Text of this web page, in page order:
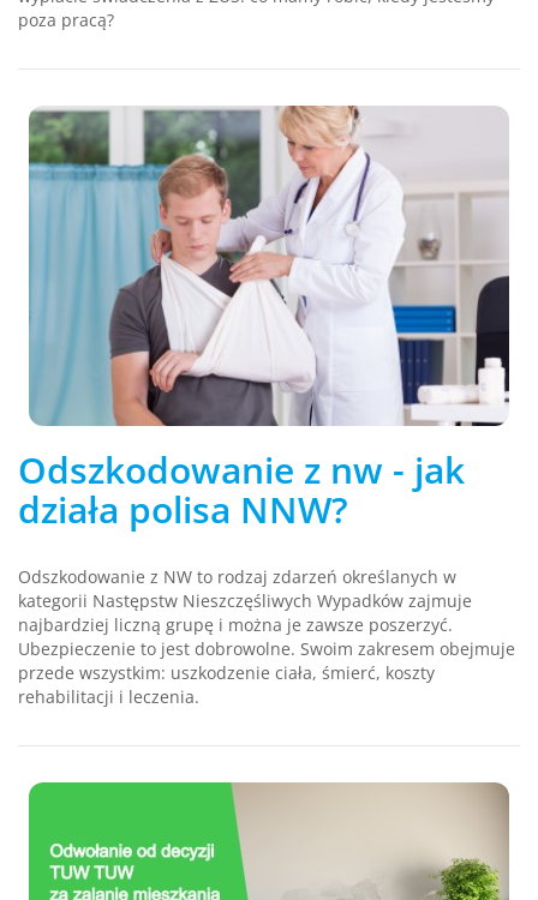
poza pracą?
Odszkodowanie z nw - jak
działa polisa NNW?
Odszkodowanie z NW to rodzaj zdarzeń określanych w
kategorii Następstw Nieszczęśliwych Wypadków zajmuje
najbardziej liczną grupę i można je zawsze poszerzyć.
Ubezpieczenie to jest dobrowolne. Swoim zakresem obejmuje
przede wszystkim: uszkodzenie ciała, śmierć, koszty
rehabilitacji i leczenia.